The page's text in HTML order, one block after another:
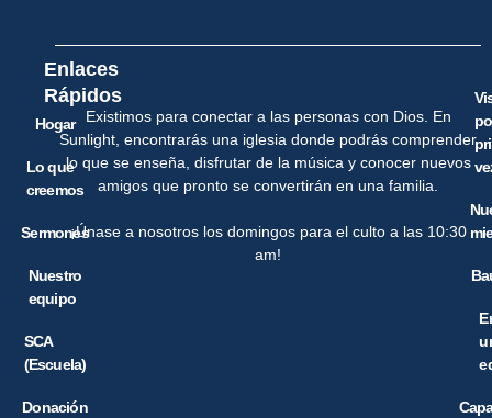
Enlaces
Rápidos
Hogar
Lo que
creemos
Sermones
Nuestro
equipo
SCA
(Escuela)
Donación
Existimos para conectar a las personas con Dios. En
Sunlight, encontrarás una iglesia donde podrás comprender
lo que se enseña, disfrutar de la música y conocer nuevos
amigos que pronto se convertirán en una familia.
¡Únase a nosotros los domingos para el culto a las 10:30
am!